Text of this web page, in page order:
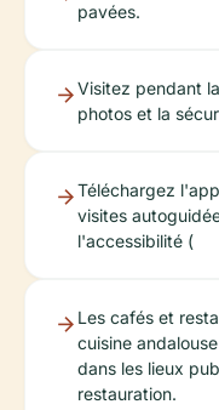
pavées.
Visitez pendant
photos et la
Téléchargez
visites
l'accessibilité (
Les cafés et
cuisine
dans les lieux
restauration.